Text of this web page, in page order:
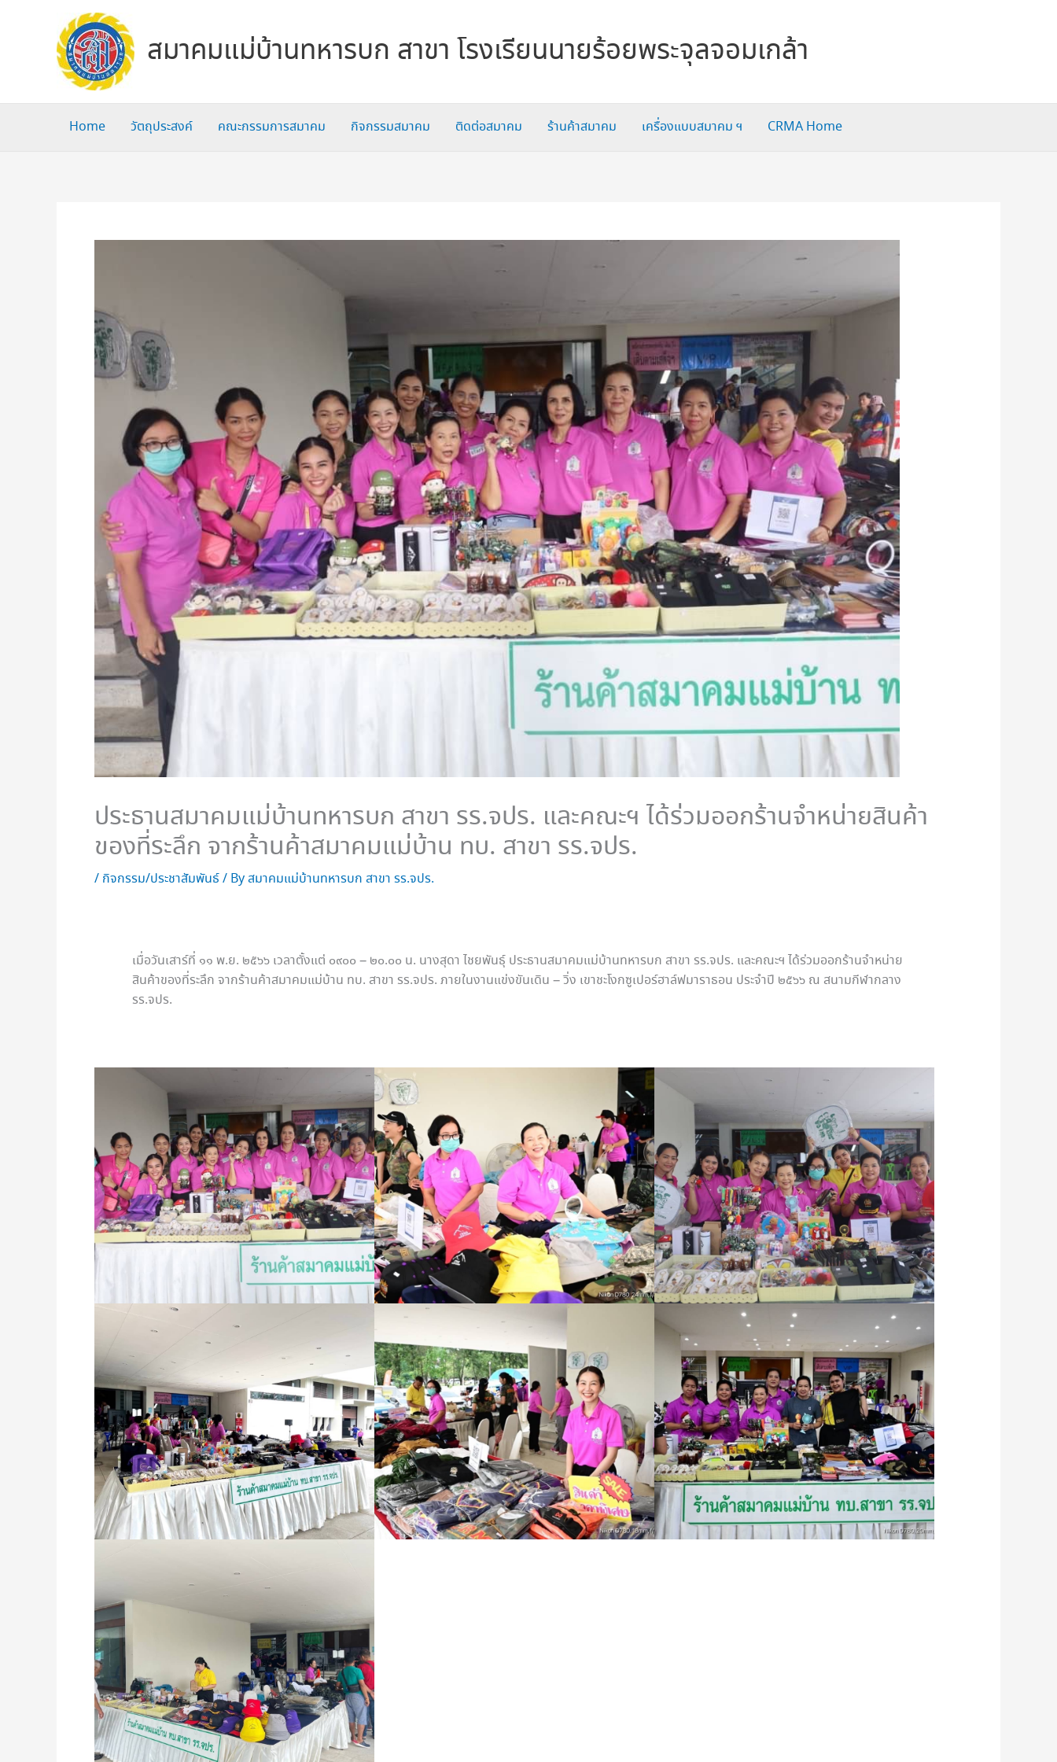
สมาคมแม่บ้านทหารบก สาขา โรงเรียนนายร้อยพระจุลจอมเกล้า
Home วัตถุประสงค์ คณะกรรมการสมาคม กิจกรรมสมาคม ติดต่อสมาคม ร้านค้าสมาคม เครื่องแบบสมาคม ฯ CRMA Home
ประธานสมาคมแม่บ้านทหารบก สาขา รร.จปร. และคณะฯ ได้ร่วมออกร้านจำหน่ายสินค้า
ของที่ระลึก จากร้านค้าสมาคมแม่บ้าน ทบ. สาขา รร.จปร.
/ กิจกรรม/ประชาสัมพันธ์/ Byสมาคมแม่บ้านทหารบก สาขา รร.จปร.
เมื่อวันเสาร์ที่ ๑๑ พ.ย. ๒๕๖๖ เวลาตั้งแต่ ๐๙๐๐ – ๒๐.๐๐ น. นางสุดา ไชยพันธุ์ ประธานสมาคมแม่บ้านทหารบก สาขา รร.จปร. และคณะฯ ได้ร่วมออกร้านจำหน่าย
สินค้าของที่ระลึก จากร้านค้าสมาคมแม่บ้าน ทบ. สาขา รร.จปร. ภายในงานแข่งขันเดิน – วิ่ง เขาชะโงกซูเปอร์ฮาล์ฟมาราธอน ประจำปี ๒๕๖๖ ณ สนามกีฬากลาง
รร.จปร.